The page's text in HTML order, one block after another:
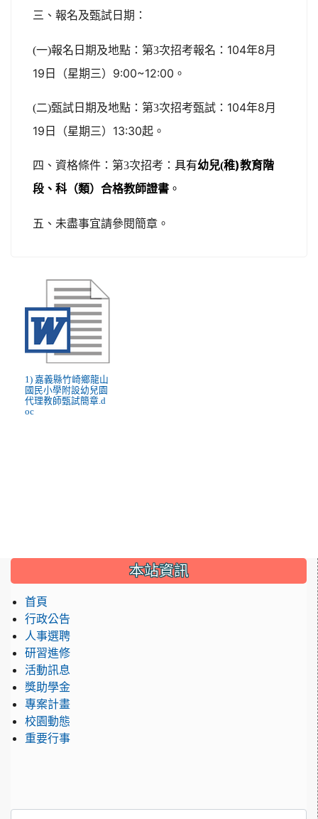
三、報名及甄試日期：
(一)報名日期及地點： 第3次招考報名：104年8月
19日（星期三）9:00~12:00。
(二)甄試日期及地點： 第3次招考甄試：104年8月
19日（星期三）13:30起。
四、資格條件：第3次招考： 具有幼兒(稚)教育階
段、科（類）合格教師證書 。
五、未盡事宜請參閱簡章。
1) 嘉義縣竹崎鄉龍山
國民小學附設幼兒園
代理教師甄試簡章.d
oc
::: 本站資訊
首頁
行政公告
人事選聘
研習進修
活動訊息
獎助學金
專案計畫
校園動態
重要行事